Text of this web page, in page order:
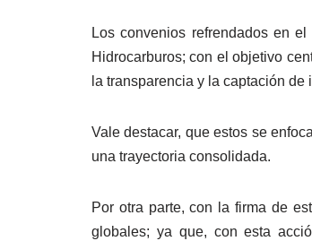
Los convenios refrendados en
Hidrocarburos; con el objetivo
la transparencia y la captación
Vale destacar, que estos se
una trayectoria consolidada.
Por otra parte, con la firma de
globales; ya que, con esta